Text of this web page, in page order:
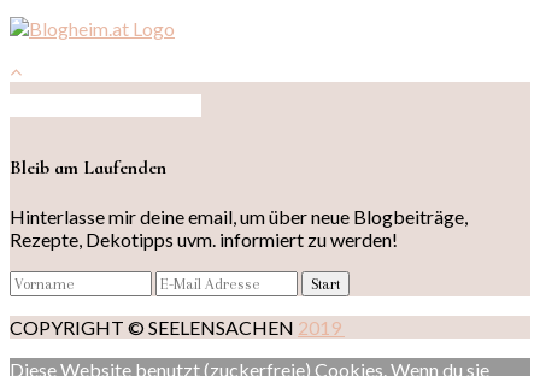
Bleib am Laufenden
Hinterlasse mir deine email, um über neue Blogbeiträge,
Rezepte, Dekotipps uvm. informiert zu werden!
COPYRIGHT © SEELENSACHEN 2019
Diese Website benutzt (zuckerfreie) Cookies. Wenn du sie